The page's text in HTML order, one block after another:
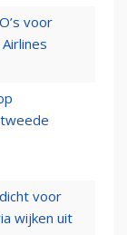
voor
voor
wijken uit